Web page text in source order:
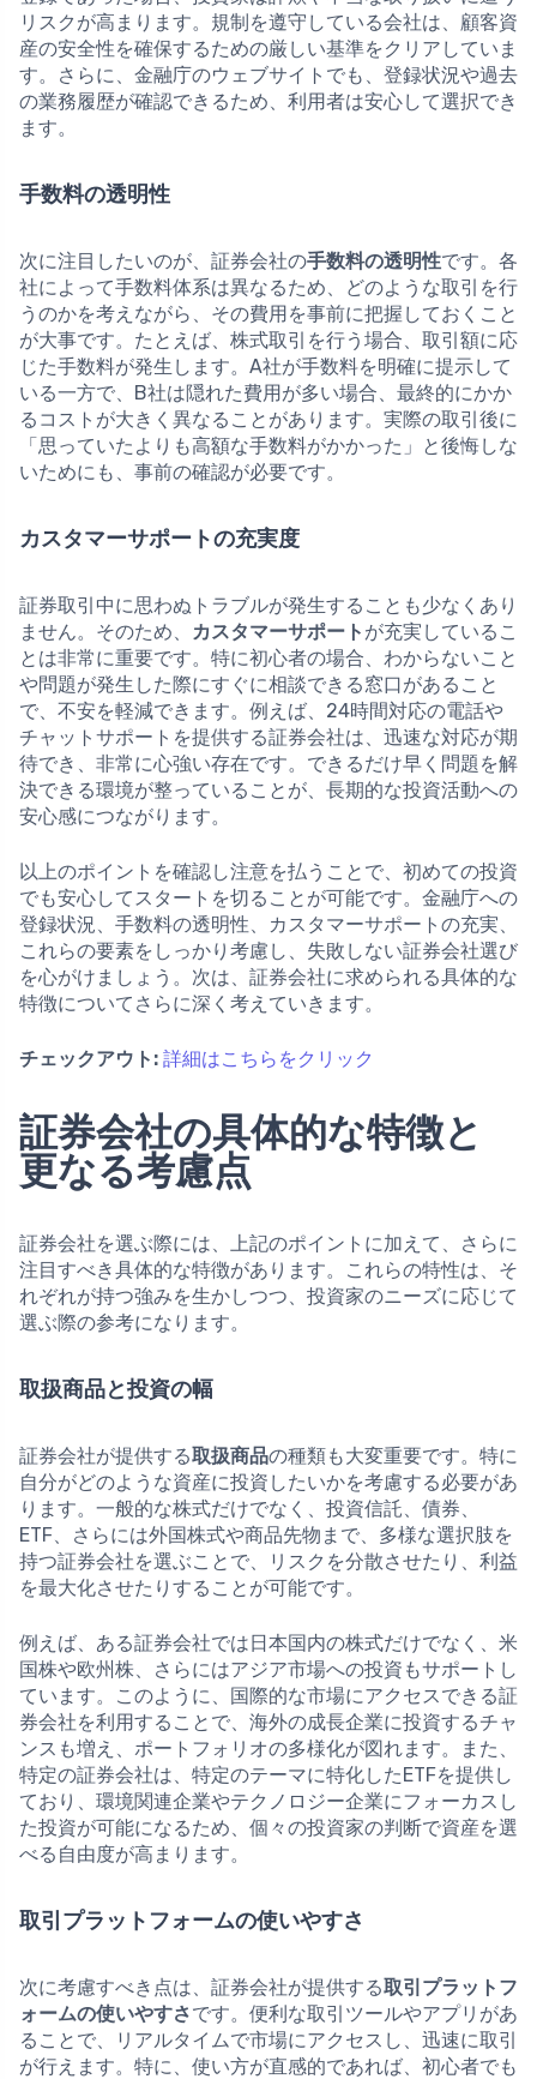
リスクが高まります。規制を遵守している会社は、顧客資
産の安全性を確保するための厳しい基準をクリアしていま
す。さらに、金融庁のウェブサイトでも、登録状況や過去
の業務履歴が確認できるため、利用者は安心して選択でき
ます。
手数料の透明性
次に注目したいのが、証券会社の手数料の透明性です。各
社によって手数料体系は異なるため、どのような取引を行
うのかを考えながら、その費用を事前に把握しておくこと
が大事です。たとえば、株式取引を行う場合、取引額に応
じた手数料が発生します。A社が手数料を明確に提示して
いる一方で、B社は隠れた費用が多い場合、最終的にかか
るコストが大きく異なることがあります。実際の取引後に
「思っていたよりも高額な手数料がかかった」と後悔しな
いためにも、事前の確認が必要です。
カスタマーサポートの充実度
証券取引中に思わぬトラブルが発生することも少なくあり
ません。そのため、
カスタマーサポート が充実しているこ
とは非常に重要です。特に初心者の場合、わからないこと
や問題が発生した際にすぐに相談できる窓口があること
で、不安を軽減できます。例えば、24時間対応の電話や
チャットサポートを提供する証券会社は、迅速な対応が期
待でき、非常に心強い存在です。できるだけ早く問題を解
決できる環境が整っていることが、長期的な投資活動への
安心感につながります。
以上のポイントを確認し注意を払うことで、初めての投資
でも安心してスタートを切ることが可能です。金融庁への
登録状況、手数料の透明性、カスタマーサポートの充実、
これらの要素をしっかり考慮し、失敗しない証券会社選び
を心がけましょう。次は、証券会社に求められる具体的な
特徴についてさらに深く考えていきます。
チェックアウト: 詳細はこちらをクリック
証券会社の具体的な特徴と
更なる考慮点
証券会社を選ぶ際には、上記のポイントに加えて、さらに
注目すべき具体的な特徴があります。これらの特性は、そ
れぞれが持つ強みを生かしつつ、投資家のニーズに応じて
選ぶ際の参考になります。
取扱商品と投資の幅
証券会社が提供する取扱商品の種類も大変重要です。特に
自分がどのような資産に投資したいかを考慮する必要があ
ります。一般的な株式だけでなく、投資信託、債券、
ETF、さらには外国株式や商品先物まで、多様な選択肢を
持つ証券会社を選ぶことで、リスクを分散させたり、利益
を最大化させたりすることが可能です。
例えば、ある証券会社では日本国内の株式だけでなく、米
国株や欧州株、さらにはアジア市場への投資もサポートし
ています。このように、国際的な市場にアクセスできる証
券会社を利用することで、海外の成長企業に投資するチャ
ンスも増え、ポートフォリオの多様化が図れます。また、
特定の証券会社は、特定のテーマに特化したETFを提供し
ており、環境関連企業やテクノロジー企業にフォーカスし
た投資が可能になるため、個々の投資家の判断で資産を選
べる自由度が高まります。
取引プラットフォームの使いやすさ
次に考慮すべき点は、証券会社が提供する取引プラットフ
ォームの使いやすさです。便利な取引ツールやアプリがあ
ることで、リアルタイムで市場にアクセスし、迅速に取引
が行えます。特に、使い方が直感的であれば、初心者でも